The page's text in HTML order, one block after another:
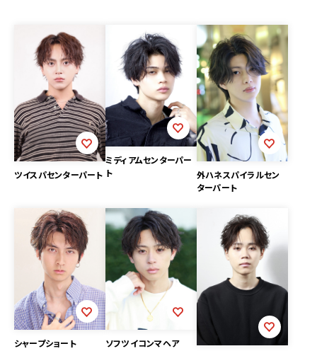
ツイスパセンターパート
ミディアムセンターパー
ト
外ハネスパイラルセン
ターパート
シャープショート
ソフツイコンマヘア